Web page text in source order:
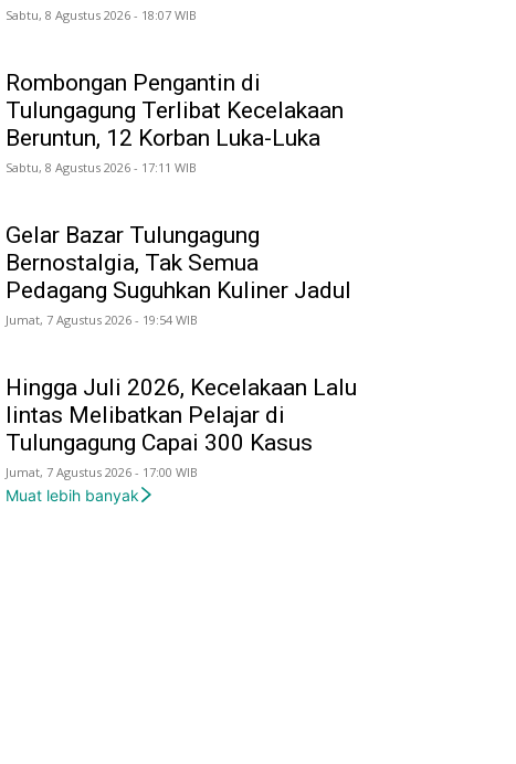
Sabtu, 8 Agustus 2026 - 18:07 WIB
Rombongan Pengantin di
Tulungagung Terlibat Kecelakaan
Beruntun, 12 Korban Luka-Luka
Sabtu, 8 Agustus 2026 - 17:11 WIB
Gelar Bazar Tulungagung
Bernostalgia, Tak Semua
Pedagang Suguhkan Kuliner Jadul
Jumat, 7 Agustus 2026 - 19:54 WIB
Hingga Juli 2026, Kecelakaan Lalu
lintas Melibatkan Pelajar di
Tulungagung Capai 300 Kasus
Jumat, 7 Agustus 2026 - 17:00 WIB
Muat lebih banyak